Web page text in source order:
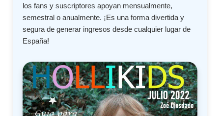
los fans y suscriptores apoyan mensualmente,
semestral o anualmente. ¡Es una forma divertida y
segura de generar ingresos desde cualquier lugar de
España!